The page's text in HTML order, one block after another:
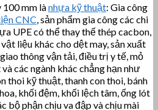
100 mm lànhựa kỹ thuật: Gia công
CNC, sản phẩm gia công các chi
UPE có thể thay thế thép cacbon,
liệu khác cho dệt may, sản xuất
thông vận tải, điều trị y tế, mỏ
các ngành khác chẳng hạn như
thoi kỹ thuật, thanh con thoi, bánh
khối đệm, khối lệch tâm, ống lót
bộ phận chịu va đập và chịu mài